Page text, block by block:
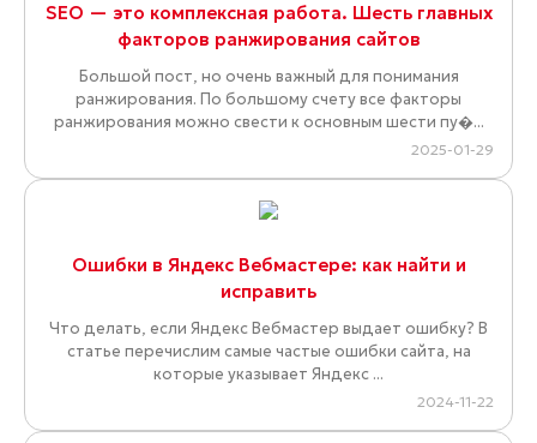
SEO — это комплексная работа. Шесть главных
факторов ранжирования сайтов
Большой пост, но очень важный для понимания
ранжирования. По большому счету все факторы
ранжирования можно свести к основным шести пу�...
2025-01-29
Ошибки в Яндекс Вебмастере: как найти и
исправить
Что делать, если Яндекс Вебмастер выдает ошибку? В
статье перечислим самые частые ошибки сайта, на
которые указывает Яндекс ...
2024-11-22